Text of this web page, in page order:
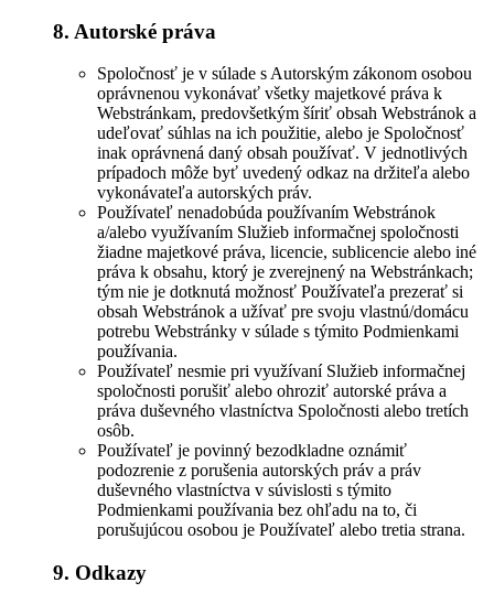
8. Autorské práva
Spoločnosť je v súlade s Autorským zákonom osobou
oprávnenou vykonávať všetky majetkové práva k
Webstránkam, predovšetkým šíriť obsah Webstránok a
udeľovať súhlas na ich použitie, alebo je Spoločnosť
inak oprávnená daný obsah používať. V jednotlivých
prípadoch môže byť uvedený odkaz na držiteľa alebo
vykonávateľa autorských práv.
Používateľ nenadobúda používaním Webstránok
a/alebo využívaním Služieb informačnej spoločnosti
žiadne majetkové práva, licencie, sublicencie alebo iné
práva k obsahu, ktorý je zverejnený na Webstránkach;
tým nie je dotknutá možnosť Používateľa prezerať si
obsah Webstránok a užívať pre svoju vlastnú/domácu
potrebu Webstránky v súlade s týmito Podmienkami
používania.
Používateľ nesmie pri využívaní Služieb informačnej
spoločnosti porušiť alebo ohroziť autorské práva a
práva duševného vlastníctva Spoločnosti alebo tretích
osôb.
Používateľ je povinný bezodkladne oznámiť
podozrenie z porušenia autorských práv a práv
duševného vlastníctva v súvislosti s týmito
Podmienkami používania bez ohľadu na to, či
porušujúcou osobou je Používateľ alebo tretia strana.
9. Odkazy